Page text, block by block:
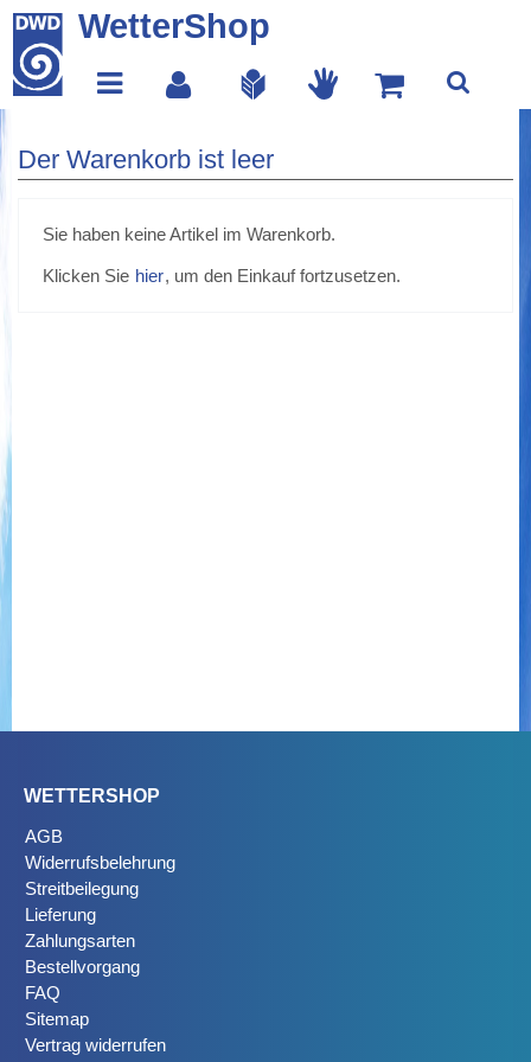
WetterShop
Der Warenkorb ist leer
Sie haben keine Artikel im Warenkorb.
Klicken Sie hier, um den Einkauf fortzusetzen.
WETTERSHOP
AGB
Widerrufsbelehrung
Streitbeilegung
Lieferung
Zahlungsarten
Bestellvorgang
FAQ
Sitemap
Vertrag widerrufen